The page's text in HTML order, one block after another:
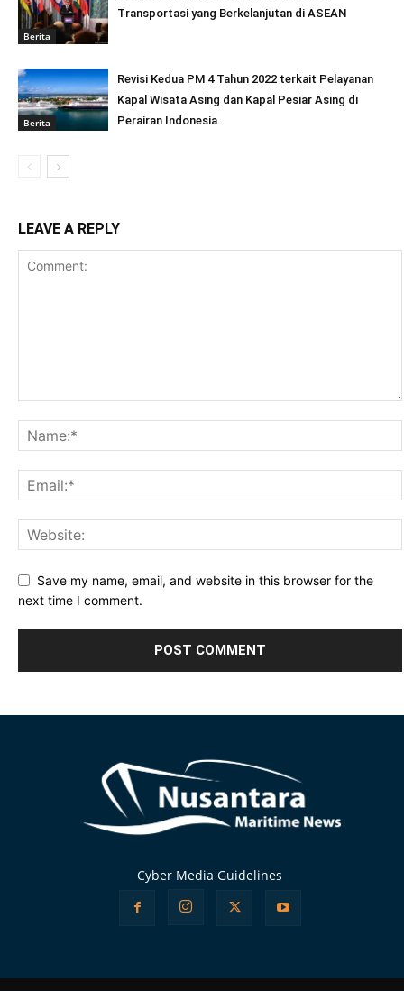
Berita
Transportasi yang Berkelanjutan di ASEAN
Berita
Revisi Kedua PM 4 Tahun 2022 terkait Pelayanan
Kapal Wisata Asing dan Kapal Pesiar Asing di
Perairan Indonesia.
LEAVE A REPLY
Save my name, email, and website in this browser for the
next time I comment.
Cyber Media Guidelines